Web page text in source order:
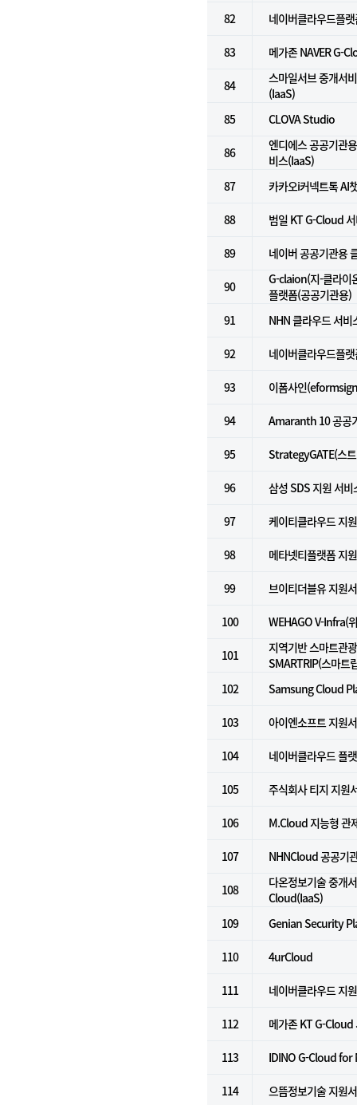
82 네이버클라우드플
83 메가존 NAVER G-
84
스마일서브 중개서
(IaaS)
85
CLOVA Studio
86
엔디에스 공공기관
비스(IaaS)
87
카카오i커넥트톡 AI
88 범일 KT G-Cloud
89 네이버 공공기관용
90
G-claion(지-클라이
플랫폼(공공기관용)
91
NHN 클라우드 서비
92 네이버클라우드플
93 이폼사인
94 Amaranth 10 공공
95 StrategyGATE(스
96 삼성 SDS 지원 서비
97 케이티클라우드 지
98 메타넷티플랫폼 지
99 브이티더블유 지원
100 WEHAGO V-Infra(
101
지역기반 스마트관
SMARTRIP(스마트
102
Samsung Cloud
103 아이엔소프트 지원
104 네이버클라우드 플
105 주식회사 티지 지원
106 M.Cloud 지능형 관
107 NHNCloud 공공기
108
다온정보기술 중개
Cloud(IaaS)
109
Genian Security
110 4urCloud
111 네이버클라우드 지
112 메가존 KT G-Cloud
113 IDINO G-Cloud for
114 으뜸정보기술 지원